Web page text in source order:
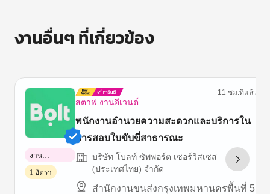
งานอื่นๆ ที่เกี่ยวข้อง
สตาฟ งานอีเวนต์
11 ชม.ที่แล้ว
พนักงานอำนวยความสะดวกและบริการใน
การสอบใบขับขี่สาธารณะ
บริษัท โบลท์ ซัพพอร์ต เซอร์วิสเซส
(ประเทศไทย) จำกัด
สำนักงานขนส่งกรุงเทพมหานครพื้นที่ 5
งาน
พาร์ทไทม์
1 อัตรา